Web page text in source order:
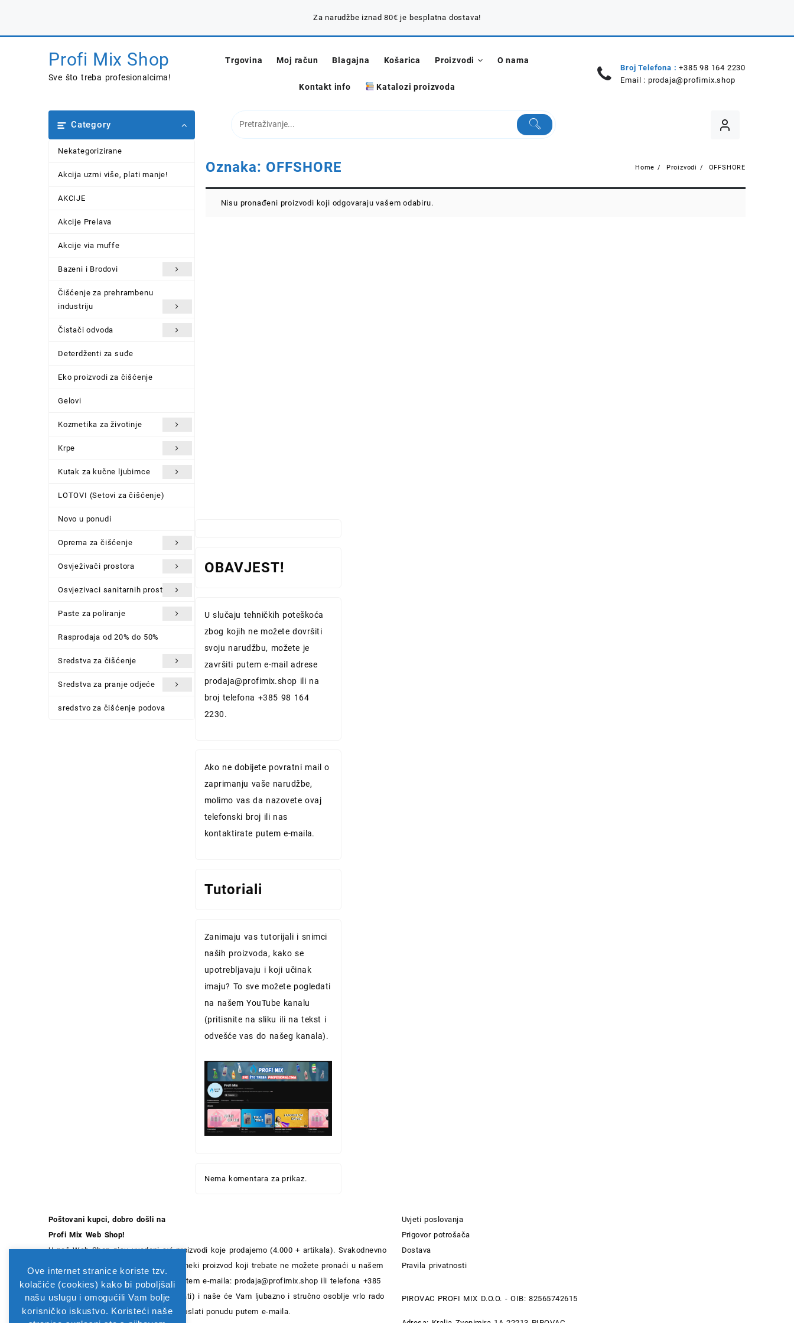
Za narudžbe iznad 80€ je besplatna dostava!
Profi Mix Shop
Sve što treba profesionalcima!
Trgovina Moj račun Blagajna Košarica Proizvodi O nama
Kontakt info Katalozi proizvoda
Broj Telefona : +385 98 164 2230
Email : prodaja@profimix.shop
Category
Nekategorizirane
Akcija uzmi više, plati manje!
AKCIJE
Akcije Prelava
Akcije via muffe
Bazeni i Brodovi
Čišćenje za prehrambenu
industriju
Čistači odvoda
Deterdženti za suđe
Eko proizvodi za čišćenje
Gelovi
Kozmetika za životinje
Krpe
Kutak za kučne ljubimce
LOTOVI (Setovi za čišćenje)
Novo u ponudi
Oprema za čišćenje
Osvježivači prostora
Osvjezivaci sanitarnih prostora
Paste za poliranje
Rasprodaja od 20% do 50%
Sredstva za čišćenje
Sredstva za pranje odjeće
sredstvo za čišćenje podova
Oznaka: OFFSHORE Home Proizvodi OFFSHORE
Nisu pronađeni proizvodi koji odgovaraju vašem odabiru.
OBAVJEST!
U slučaju tehničkih poteškoća
zbog kojih ne možete dovršiti
svoju narudžbu, možete je
završiti putem e-mail adrese
prodaja@profimix.shop ili na
broj telefona +385 98 164
2230.
Ako ne dobijete povratni mail o
zaprimanju vaše narudžbe,
molimo vas da nazovete ovaj
telefonski broj ili nas
kontaktirate putem e-maila.
Tutoriali
Zanimaju vas tutorijali i snimci
naših proizvoda, kako se
upotrebljavaju i koji učinak
imaju? To sve možete pogledati
na našem YouTube kanalu
(pritisnite na sliku ili na tekst i
odvešće vas do našeg kanala).
Nema komentara za prikaz.
Poštovani kupci, dobro došli na
Profi Mix Web Shop!
U naš Web Shop nisu uvedeni svi proizvodi koje prodajemo (4.000 + artikala). Svakodnevno
radimo na unosu novih artikala. Ako neki proizvod koji trebate ne možete pronaći u našem
Shopu, slobodno nas kontaktirajte putem e-maila:prodaja@profimix.shop ili telefona +385
98 164 2230 (pon-pet 07:00 -15:00 sati) i naše će Vam ljubazno i stručno osoblje vrlo rado
ponuditi brzo i kvalitetno rješenje i poslati ponudu putem e-maila.
Uvjeti poslovanja
Prigovor potrošača
Dostava
Pravila privatnosti
PIROVAC PROFI MIX D.O.O. - OIB: 82565742615
Ove internet stranice koriste tzv.
kolačiće (cookies) kako bi poboljšali
našu uslugu i omogućili Vam bolje
korisničko iskustvo. Koristeći naše